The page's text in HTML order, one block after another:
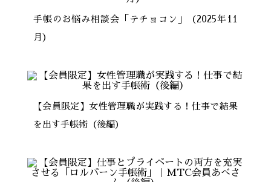
手帳のお悩み相談会「テチョコン」（2025年11
月）
【会員限定】女性管理職が実践する！仕事で結果
を出す手帳術（後編）